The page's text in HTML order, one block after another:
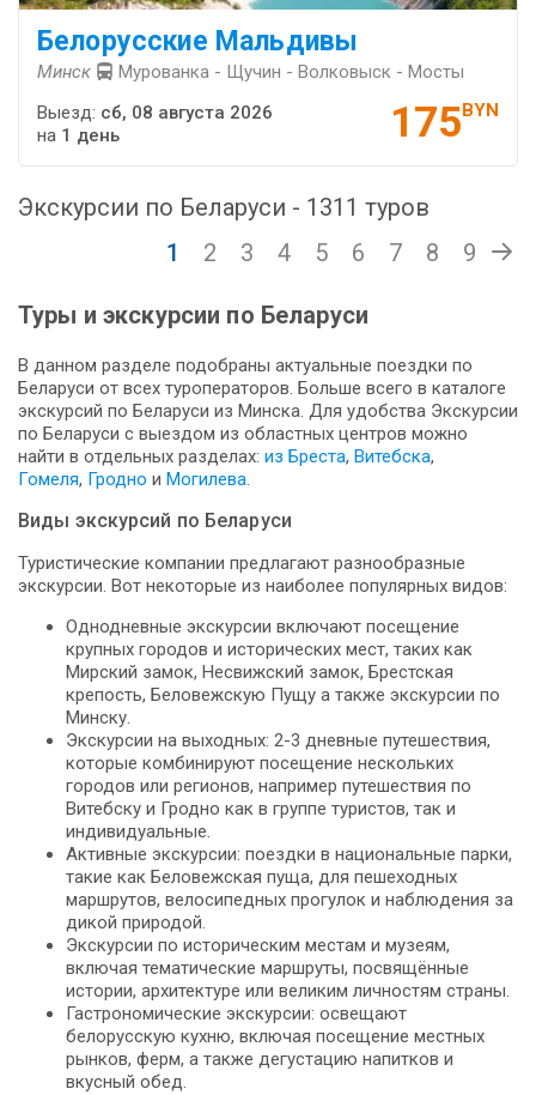
Белорусские Мальдивы
Минск Мурованка - Щучин - Волковыск - Мосты
175BYN
Выезд: сб, 08 августа 2026
на 1 день
Экскурсии по Беларуси - 1311 туров
1
2 3 4 5 6 7 8 9
Туры и экскурсии по Беларуси
В данном разделе подобраны актуальные поездки по
Беларуси от всех туроператоров. Больше всего в каталоге
экскурсий по Беларуси из Минска. Для удобства Экскурсии
по Беларуси с выездом из областных центров можно
найти в отдельных разделах: из Бреста, Витебска,
Гомеля, Гродно и Могилева.
Виды экскурсий по Беларуси
Туристические компании предлагают разнообразные
экскурсии. Вот некоторые из наиболее популярных видов:
Однодневные экскурсии включают посещение
крупных городов и исторических мест, таких как
Мирский замок, Несвижский замок, Брестская
крепость, Беловежскую Пущу а также экскурсии по
Минску.
Экскурсии на выходных: 2-3 дневные путешествия,
которые комбинируют посещение нескольких
городов или регионов, например путешествия по
Витебску и Гродно как в группе туристов, так и
индивидуальные.
Активные экскурсии: поездки в национальные парки,
такие как Беловежская пуща, для пешеходных
маршрутов, велосипедных прогулок и наблюдения за
дикой природой.
Экскурсии по историческим местам и музеям,
включая тематические маршруты, посвящённые
истории, архитектуре или великим личностям страны.
Гастрономические экскурсии: освещают
белорусскую кухню, включая посещение местных
рынков, ферм, а также дегустацию напитков и
вкусный обед.